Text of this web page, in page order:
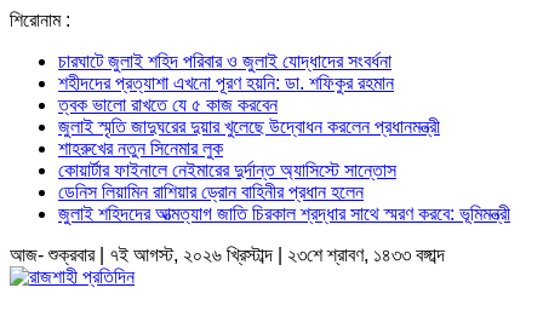
শিরোনাম :
চারঘাটে জুলাই শহিদ পরিবার ও জুলাই যোদ্ধাদের সংবর্ধনা
শহীদদের প্রত্যাশা এখনো পূরণ হয়নি: ডা. শফিকুর রহমান
ত্বক ভালো রাখতে যে ৫ কাজ করবেন
জুলাই স্মৃতি জাদুঘরের দুয়ার খুলেছে উদ্বোধন করলেন প্রধানমন্ত্রী
শাহরুখের নতুন সিনেমার লুক
কোয়ার্টার ফাইনালে নেইমারের দুর্দান্ত অ্যাসিস্টে সান্তোস
ডেনিস লিয়ামিন রাশিয়ার ড্রোন বাহিনীর প্রধান হলেন
জুলাই শহিদদের আত্মত্যাগ জাতি চিরকাল শ্রদ্ধার সাথে স্মরণ করবে: ভূমিমন্ত্রী
আজ- শুক্রবার | ৭ই আগস্ট, ২০২৬ খ্রিস্টাব্দ | ২৩শে শ্রাবণ, ১৪৩৩ বঙ্গাব্দ